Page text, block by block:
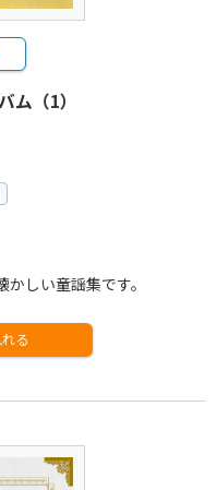
ム（1）
しい童謡集です。
る